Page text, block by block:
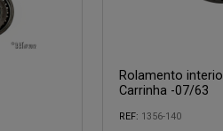
Rolamento
Carrinha -07/63
REF: 1356-140